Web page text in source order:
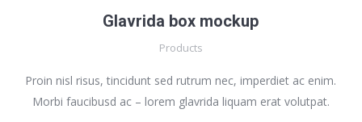
Glavrida box mockup
Products
Proin nisl risus, tincidunt sed rutrum nec, imperdiet ac enim.
Morbi faucibusd ac – lorem glavrida liquam erat volutpat.